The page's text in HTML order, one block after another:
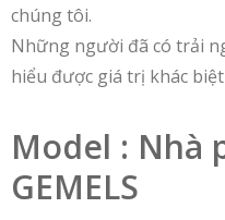
chúng tôi.
Những người đã có trải
hiểu được giá trị khác
Model : Nhà
GEMELS